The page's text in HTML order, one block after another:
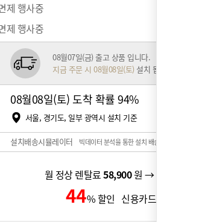
제 행사중
제 행사중
08월07일(금) 출고 상품 입니다.
지금 주문 시 08월08일(토) 설치 됩니다.
08월08일(토) 도착 확률94%
서울, 경기도, 일부 광역시 설치 기준
설치배송시뮬레이터 빅데이터 분석을 통한 설치 배송일 예측 시스템
월 정상 렌탈료58,900원 → 월 할인 렌탈료
44% 할인 신용카드 할인가